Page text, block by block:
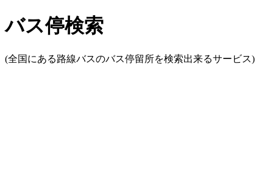
バス停検索
(全国にある路線バスのバス停留所を検索出来るサービス)